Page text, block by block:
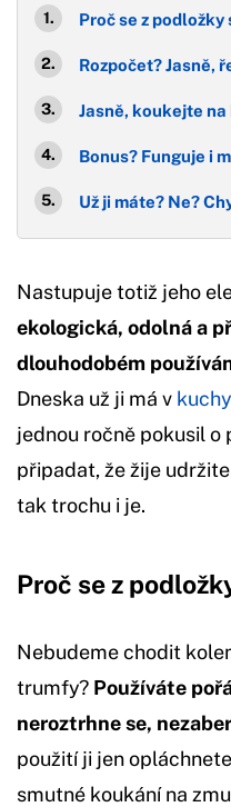
Proč se z
Rozpočet? Jasně,
Jasně, koukejte
Bonus? Funguje i
Už ji máte? Ne?
Nastupuje totiž jeho
ekologická, odolná a
dlouhodobém
Dneska už ji má v
jednou ročně pokusil o
připadat, že žije
tak trochu i je.
Proč se z
Nebudeme chodit
trumfy? Používáte
neroztrhne se,
použití ji jen
smutné koukání na